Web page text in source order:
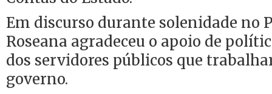
Em discurso durante solenidade no
Roseana agradeceu o apoio de
dos servidores públicos que
governo.